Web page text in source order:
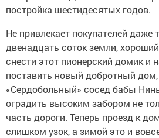
постройка шестидесятых годов.
Не привлекает покупателей даже
двенадцать соток земли,
снести этот пионерский домик и
поставить новый добротный дом,
«Сердобольный» сосед бабы
оградить высоким забором не
часть дороги. Теперь проезд к
слишком узок, а зимой это и